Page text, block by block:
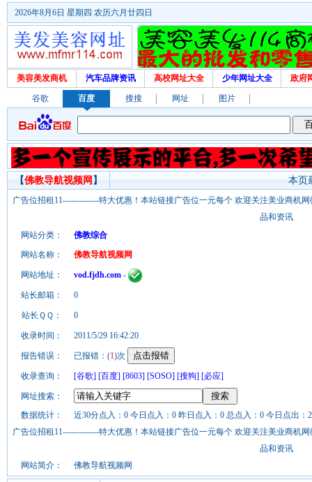
2026年8月6日 星期四 农历六月廿四日
美容美发商机 汽车品牌资讯 高校网址大全 少年网址大全 政府
谷歌 百度 搜搜 网址 图片
本页
【佛教导航视频网 】
广告位招租11-------------特大优惠！本站链接广告位一元每个 欢迎关注美业商机
品和资讯
网站分类：
佛教综合
网站名称：
佛教导航视频网
网站地址： vod.fjdh.com -
站长邮箱： 0
站长ＱＱ： 0
收录时间： 2011/5/29 16:42:20
报告错误： 已报错：(1)次
收录查询： [谷歌] [百度] [8603] [SOSO] [搜狗] [必应]
网址搜索：
数据统计：
近30分点入：0 今日点入：0 昨日点入：0 总点入：0 今日点出：
广告位招租11-------------特大优惠！本站链接广告位一元每个 欢迎关注美业商机
品和资讯
网站简介：
佛教导航视频网